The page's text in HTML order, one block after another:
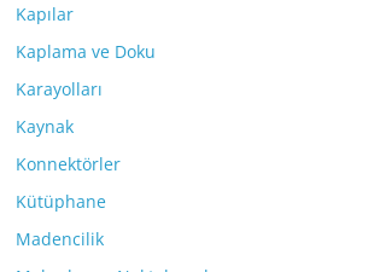
Kapılar
Kaplama ve Doku
Karayolları
Kaynak
Konnektörler
Kütüphane
Madencilik